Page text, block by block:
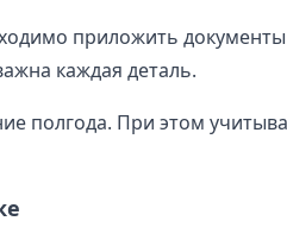
приложить
каждая деталь.
полгода. При этом